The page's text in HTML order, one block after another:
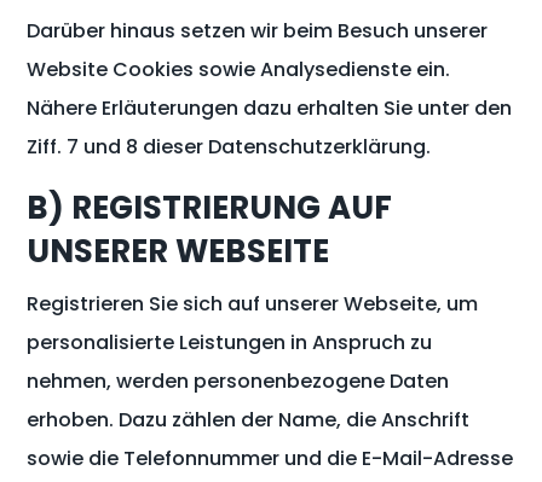
Darüber hinaus setzen wir beim Besuch unserer
Website Cookies sowie Analysedienste ein.
Nähere Erläuterungen dazu erhalten Sie unter den
Ziff. 7 und 8 dieser Datenschutzerklärung.
B) REGISTRIERUNG AUF
UNSERER WEBSEITE
Registrieren Sie sich auf unserer Webseite, um
personalisierte Leistungen in Anspruch zu
nehmen, werden personenbezogene Daten
erhoben. Dazu zählen der Name, die Anschrift
sowie die Telefonnummer und die E-Mail-Adresse